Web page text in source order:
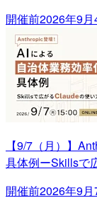
開催前2026年9
【9/7（月）】
具体例ーSkillsで
開催前2026年9